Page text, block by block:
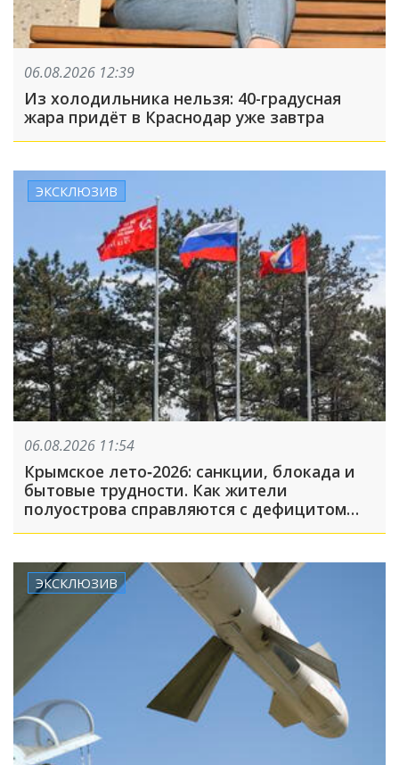
06.08.2026 12:39
Из холодильника нельзя: 40-градусная
жара придёт в Краснодар уже завтра
ЭКСКЛЮЗИВ
06.08.2026 11:54
Крымское лето‑2026: санкции, блокада и
бытовые трудности. Как жители
полуострова справляются с дефицитом
ЭКСКЛЮЗИВ